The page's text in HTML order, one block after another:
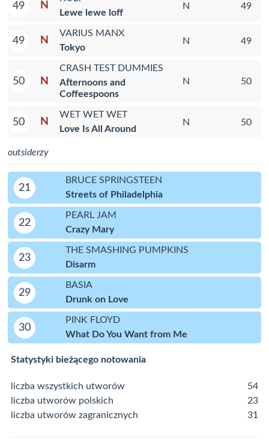
49 N
Lewe lewe loff
N 49
49 N
VARIUS MANX
Tokyo
N 49
50 N
CRASH TEST DUMMIES
Afternoons and
Coffeespoons
N 50
50 N
WET WET WET
Love Is All Around
N 50
outsiderzy
21
BRUCE SPRINGSTEEN
Streets of Philadelphia
22
PEARL JAM
Crazy Mary
23
THE SMASHING PUMPKINS
Disarm
29
BASIA
Drunk on Love
30
PINK FLOYD
What Do You Want from Me
Statystyki bieżącego notowania
liczba wszystkich utworów
54
liczba utworów polskich
23
liczba utworów zagranicznych
31